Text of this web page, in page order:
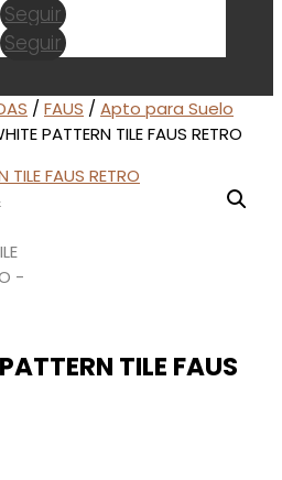
Seguir
Seguir
/ FAUS / Apto para Suelo
PATTERN TILE FAUS RETRO
TILE FAUS